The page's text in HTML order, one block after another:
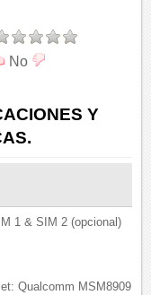
No
Y
1 & SIM 2 (opcional)
Qualcomm MSM8909